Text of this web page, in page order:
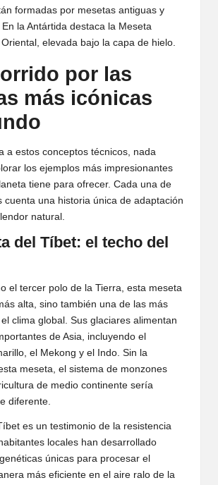
formadas por mesetas antiguas y
la Antártida destaca la Meseta
elevada bajo la capa de hielo.
por las
más icónicas
a estos conceptos técnicos, nada
los ejemplos más impresionantes
tiene para ofrecer. Cada una de
cuenta una historia única de adaptación
natural.
del Tíbet: el techo del
el tercer polo de la Tierra, esta meseta
alta, sino también una de las más
clima global. Sus glaciares alimentan
de Asia, incluyendo el
el Mekong y el Indo. Sin la
meseta, el sistema de monzones
de medio continente sería
diferente.
es un testimonio de la resistencia
locales han desarrollado
únicas para procesar el
más eficiente en el aire ralo de la